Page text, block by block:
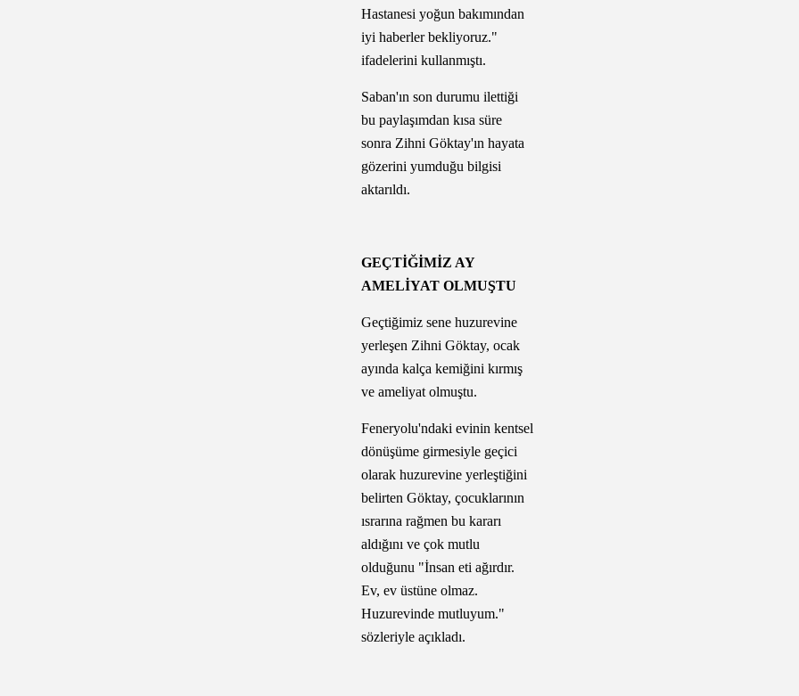
Hastanesi yoğun bakımından
iyi haberler bekliyoruz."
ifadelerini kullanmıştı.
Saban'ın son durumu ilettiği
bu paylaşımdan kısa süre
sonra Zihni Göktay'ın hayata
gözerini yumduğu bilgisi
aktarıldı.
GEÇTİĞİMİZ AY
AMELİYAT OLMUŞTU
Geçtiğimiz sene huzurevine
yerleşen Zihni Göktay, ocak
ayında kalça kemiğini kırmış
ve ameliyat olmuştu.
Feneryolu'ndaki evinin kentsel
dönüşüme girmesiyle geçici
olarak huzurevine yerleştiğini
belirten Göktay, çocuklarının
ısrarına rağmen bu kararı
aldığını ve çok mutlu
olduğunu "İnsan eti ağırdır.
Ev, ev üstüne olmaz.
Huzurevinde mutluyum."
sözleriyle açıkladı.